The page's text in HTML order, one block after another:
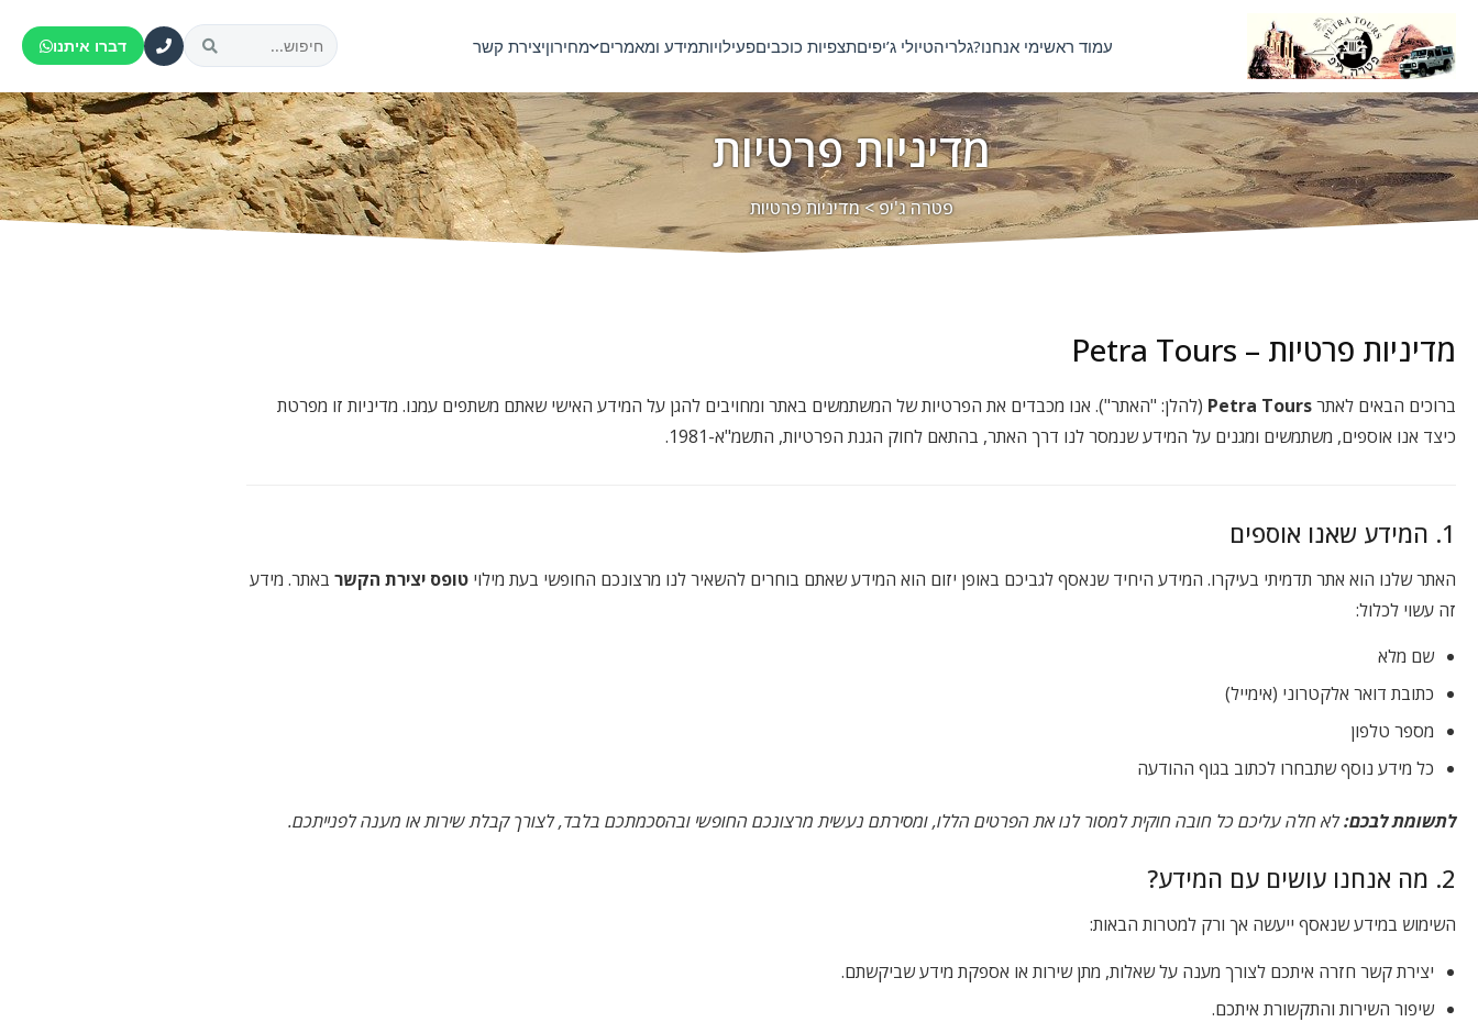
עמוד ראשימי אנחנו?גלריהטיולי ג’יפיםתצפיות כוכביםפעילויותמידע ומאמרים מחירוןיצירת קשר דברו איתנו
מדיניות פרטיות
פטרה ג'יפ>מדיניות פרטיות
מדיניות פרטיות – Petra Tours
ברוכים הבאים לאתרPetra Tours (להלן: "האתר"). אנו מכבדים את הפרטיות של המשתמשים באתר ומחויבים להגן על המידע האישי שאתם משתפים עמנו. מדיניות זו מפרטת
כיצד אנו אוספים, משתמשים ומגנים על המידע שנמסר לנו דרך האתר, בהתאם לחוק הגנת הפרטיות, התשמ"א-1981.
1. המידע שאנו אוספים
האתר שלנו הוא אתר תדמיתי בעיקרו. המידע היחיד שנאסף לגביכם באופן יזום הוא המידע שאתם בוחרים להשאיר לנו מרצונכם החופשי בעת מילוי טופס יצירת הקשר באתר. מידע
זה עשוי לכלול:
שם מלא
כתובת דואר אלקטרוני (אימייל)
מספר טלפון
כל מידע נוסף שתבחרו לכתוב בגוף ההודעה
לתשומת לבכם:לא חלה עליכם כל חובה חוקית למסור לנו את הפרטים הללו, ומסירתם נעשית מרצונכם החופשי ובהסכמתכם בלבד, לצורך קבלת שירות או מענה לפנייתכם.
2. מה אנחנו עושים עם המידע?
השימוש במידע שנאסף ייעשה אך ורק למטרות הבאות:
יצירת קשר חזרה איתכם לצורך מענה על שאלות, מתן שירות או אספקת מידע שביקשתם.
שיפור השירות והתקשורת איתכם.